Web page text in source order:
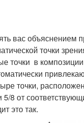
вас объяснением
точки
точки в
точки,
5/8 от
это так.